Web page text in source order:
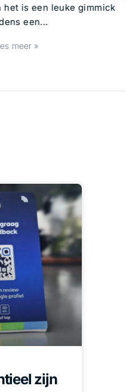
is een leuke gimmick
een...
»
zijn